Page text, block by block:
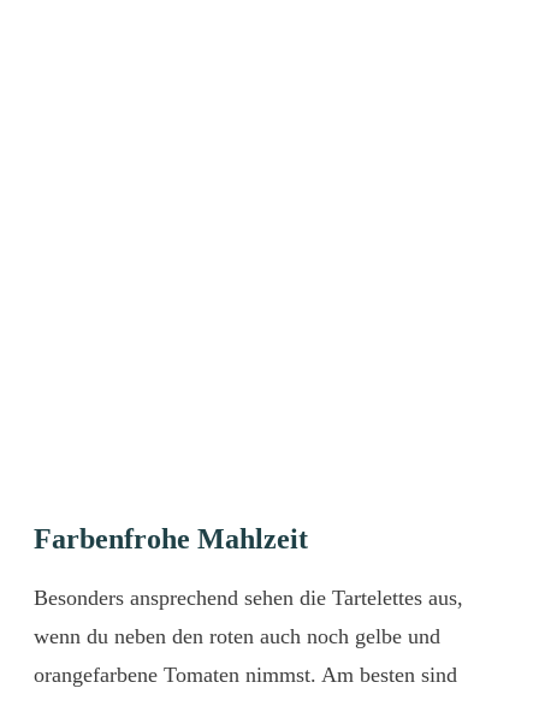
Farbenfrohe Mahlzeit
Besonders ansprechend sehen die Tartelettes aus,
wenn du neben den roten auch noch gelbe und
orangefarbene Tomaten nimmst. Am besten sind